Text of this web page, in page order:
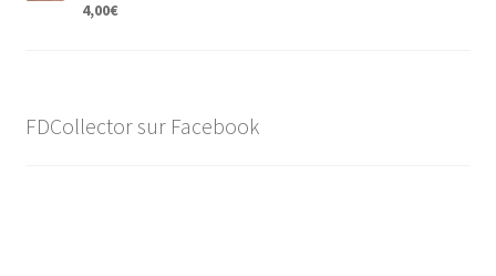
4,00€
FDCollector sur Facebook